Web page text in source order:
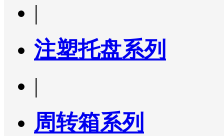
|
注塑托盘系列
|
周转箱系列